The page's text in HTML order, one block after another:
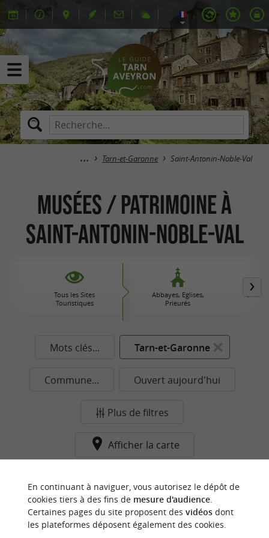
Tarn-et-Garonne Saint-Antonin-Noble-Val
Musées / Patrimoine à
Saint-Antonin-Noble-Val
Tous les Sites
Touristiques
Abbayes, Eglises,
Prieurés
Mots clés... Tarn-et-Garonne
Commune... Ouvert aujourd'hui
Plus de filtres
Afficher la carte
commune pour le moment...
En continuant à naviguer, vous autorisez le dépôt de
cookies tiers à des fins de mesure d'audience.
Certaines pages du site proposent des vidéosdont
les plateformes déposent également des cookies.